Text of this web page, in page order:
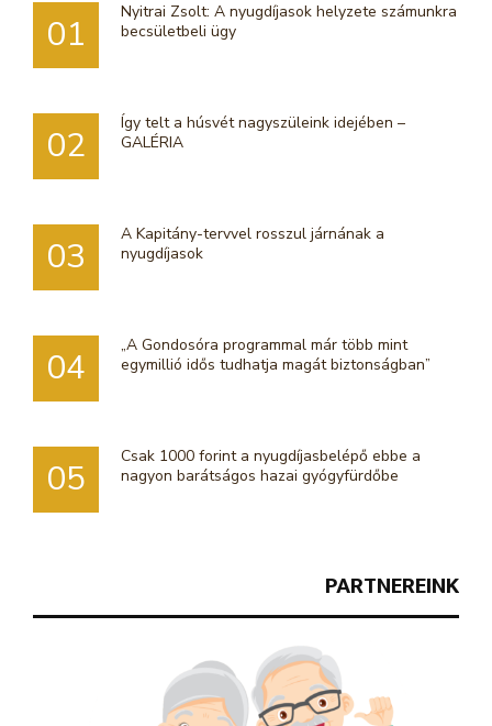
PARTNEREINK
01
Nyitrai Zsolt: A nyugdíjasok helyzete számunkra
becsületbeli ügy
02
Így telt a húsvét nagyszüleink idejében –
GALÉRIA
03
A Kapitány-tervvel rosszul járnának a
nyugdíjasok
04
„A Gondosóra programmal már több mint
egymillió idős tudhatja magát biztonságban”
05
Csak 1000 forint a nyugdíjasbelépő ebbe a
nagyon barátságos hazai gyógyfürdőbe